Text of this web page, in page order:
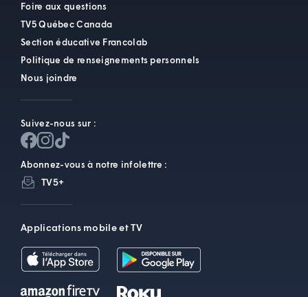
Foire aux questions
TV5 Québec Canada
Section éducative Francolab
Politique de renseignements personnels
Nous joindre
Suivez-nous sur :
Abonnez-vous à notre infolettre :
TV5+
Applications mobile et TV